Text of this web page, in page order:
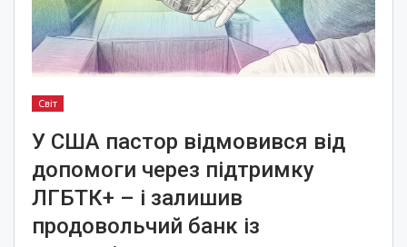
Світ
У США пастор відмовився від
допомоги через підтримку
ЛГБТК+ – і залишив
продовольчий банк із